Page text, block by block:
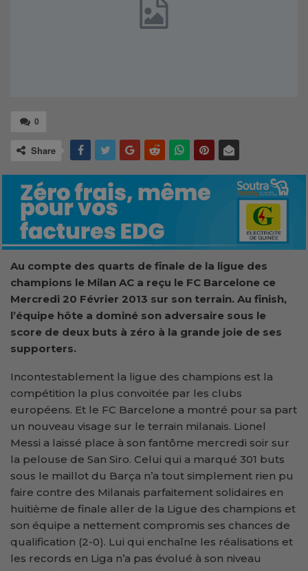
0
Share
Au compte des quarts de finale de la ligue des
champions le Milan AC a reçu le FC Barcelone ce
Mercredi 20 Février 2013 sur son terrain. Au finish,
l’équipe hôte a dominé son adversaire sous le
score de deux buts à zéro à la grande joie de ses
supporters.
Incontestablement la ligue des champions est la
compétition la plus convoitée par les clubs
européens. Et le FC Barcelone a montré pour sa part
un nouveau visage sur le terrain milanais. Lionel
Messi a laissé place à son fantôme mercredi soir sur
la pelouse de San Siro. Celui qui a marqué 301 buts
sous le maillot du Barça n’a tout simplement rien pu
faire contre des Milanais parfaitement solidaires en
huitième de finale aller de la Ligue des champions et
son équipe a nettement compromis ses chances de
qualification (2-0). Lui qui enchaîne les réalisations et
les records en Liga n’a pas évolué à son niveau